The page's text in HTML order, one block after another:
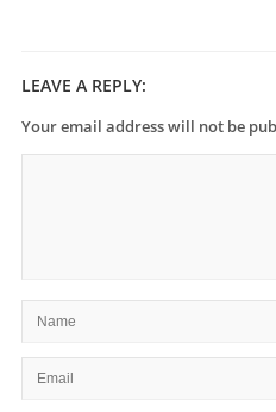
LEAVE A REPLY:
Your email address will not be